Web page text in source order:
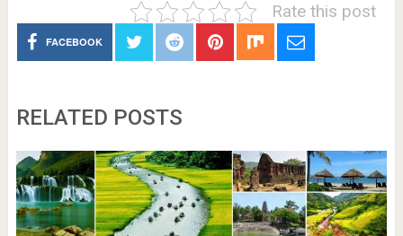
Rate this post
FACEBOOK
RELATED POSTS